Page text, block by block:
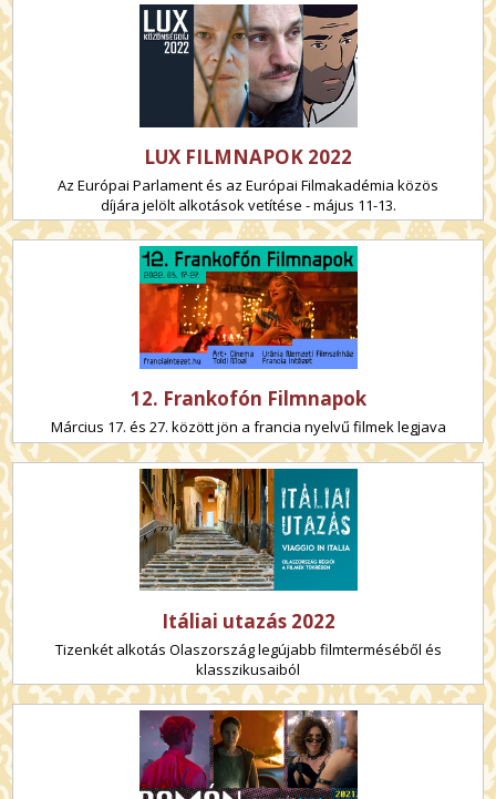
LUX FILMNAPOK 2022
Az Európai Parlament és az Európai Filmakadémia közös
díjára jelölt alkotások vetítése - május 11-13.
12. Frankofón Filmnapok
Március 17. és 27. között jön a francia nyelvű filmek legjava
Itáliai utazás 2022
Tizenkét alkotás Olaszország legújabb filmterméséből és
klasszikusaiból